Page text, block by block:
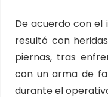
De acuerdo con el
resultó con
piernas, tras
con un arma de
durante el